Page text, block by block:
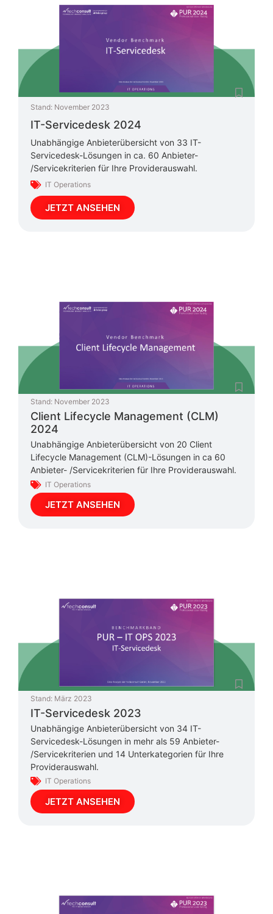
Stand: November 2023
IT-Servicedesk 2024
Unabhängige Anbieterübersicht von 33 IT-
Servicedesk-Lösungen in ca. 60 Anbieter-
/Servicekriterien für Ihre Providerauswahl.
IT Operations
JETZT ANSEHEN
Stand: November 2023
Client Lifecycle Management (CLM)
2024
Unabhängige Anbieterübersicht von 20 Client
Lifecycle Management (CLM)-Lösungen in ca 60
Anbieter- /Servicekriterien für Ihre Providerauswahl.
IT Operations
JETZT ANSEHEN
Stand: März 2023
IT-Servicedesk 2023
Unabhängige Anbieterübersicht von 34 IT-
Servicedesk-Lösungen in mehr als 59 Anbieter-
/Servicekriterien und 14 Unterkategorien für Ihre
Providerauswahl.
IT Operations
JETZT ANSEHEN